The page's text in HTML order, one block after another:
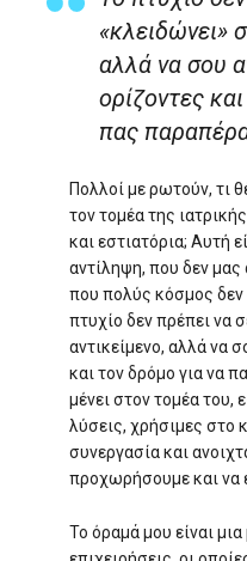
«κλειδώνει»
αλλά να σου
ορίζοντες
πας
Πολλοί με ρωτούν, τι
τον τομέα της
και εστιατόρια; Αυτή
αντίληψη, που δεν
που πολύς κόσμος δεν
πτυχίο δεν πρέπει να
αντικείμενο, αλλά να
και τον δρόμο για να
μένει στον τομέα του,
λύσεις, χρήσιμες στο
συνεργασία και
προχωρήσουμε και να
Το όραμά μου είναι